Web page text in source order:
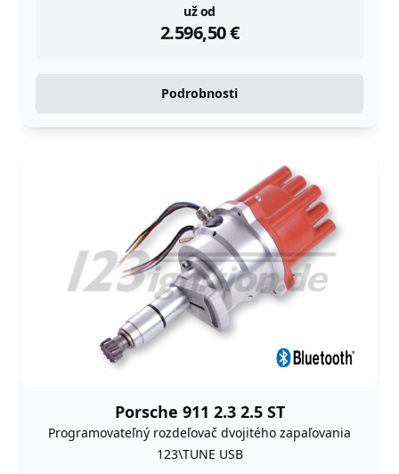
už od
2.596,50€
instock
Podrobnosti
Porsche 911 2.3 2.5 ST
Programovateľný rozdeľovač dvojitého zapaľovania
123\TUNE USB